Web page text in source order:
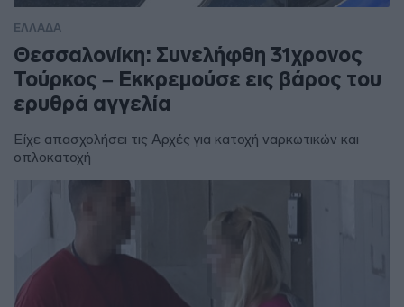
ΕΛΛΑΔΑ
Θεσσαλονίκη: Συνελήφθη 31χρονος
Τούρκος – Εκκρεμούσε εις βάρος του
ερυθρά αγγελία
Είχε απασχολήσει τις Αρχές για κατοχή ναρκωτικών και
οπλοκατοχή